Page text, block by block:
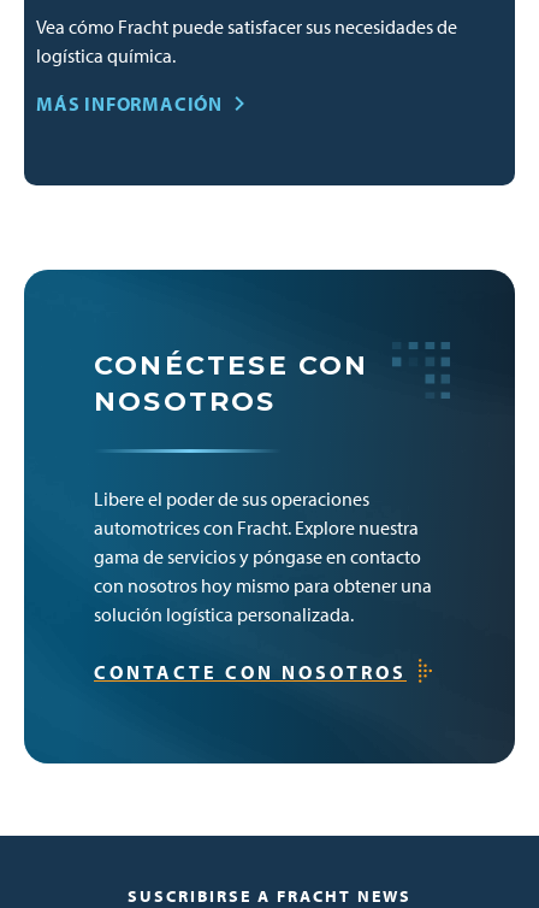
Vea cómo Fracht puede satisfacer sus necesidades de
logística química.
MÁS INFORMACIÓN
CONÉCTESE CON
NOSOTROS
Libere el poder de sus operaciones
automotrices con Fracht. Explore nuestra
gama de servicios y póngase en contacto
con nosotros hoy mismo para obtener una
solución logística personalizada.
CONTACTE CON NOSOTROS
SUSCRIBIRSE A FRACHT NEWS